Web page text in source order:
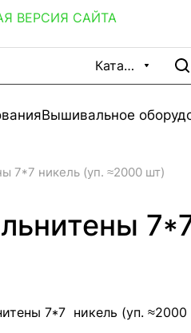
ВЕРСИЯ САЙТА
Каталог
Вышивальное
7*7 никель (уп. ≈2000 шт)
7*7 никель (уп. ≈2000